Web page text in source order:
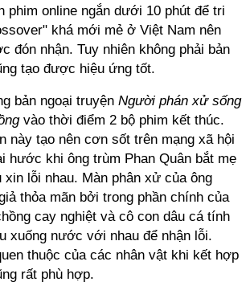
phim online ngắn dưới 10 phút để tri
khá mới mẻ ở Việt Nam nên
đón nhận. Tuy nhiên không phải bản
tạo được hiệu ứng tốt.
bản ngoại truyện Người phán xử sống
vào thời điểm 2 bộ phim kết thúc.
này tạo nên cơn sốt trên mạng xã hội
hước khi ông trùm Phan Quân bắt mẹ
xin lỗi nhau. Màn phân xử của ông
thỏa mãn bởi trong phần chính của
cay nghiệt và cô con dâu cá tính
xuống nước với nhau để nhận lỗi.
thuộc của các nhân vật khi kết hợp
rất phù hợp.